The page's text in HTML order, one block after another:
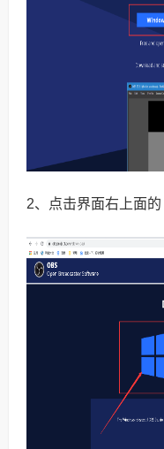
2、点击界面右上面